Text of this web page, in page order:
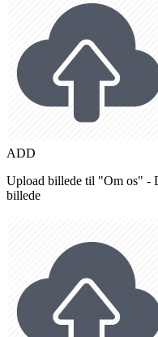
ADD
Upload billede til "Om os" -
billede